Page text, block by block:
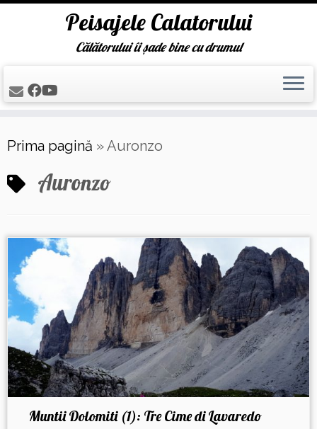
to
content
Peisajele Calatorului
Călătorului îi șade bine cu drumul
Prima pagină »Auronzo
Auronzo
Muntii Dolomiti (1): Tre Cime di Lavaredo